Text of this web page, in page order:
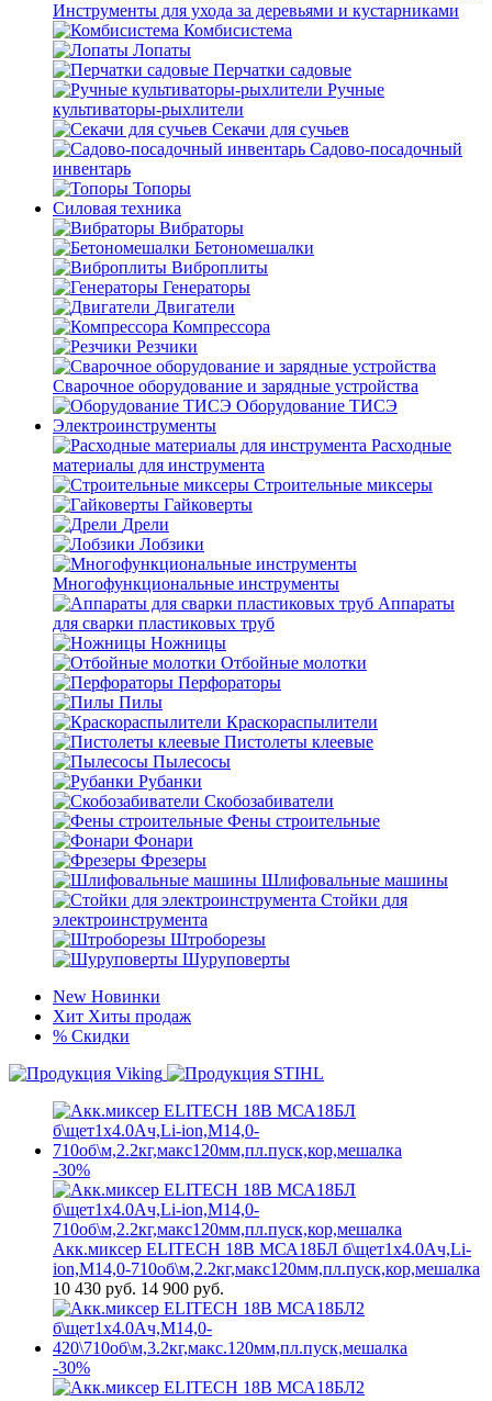
Инструменты для ухода за деревьями и кустарниками
Комбисистема
Лопаты
Перчатки садовые
Ручные
культиваторы-рыхлители
Секачи для сучьев
Садово-посадочный
инвентарь
Топоры
Силовая техника
Вибраторы
Бетономешалки
Виброплиты
Генераторы
Двигатели
Компрессора
Резчики
Сварочное оборудование и зарядные устройства
Оборудование ТИСЭ
Электроинструменты
Расходные
материалы для инструмента
Строительные миксеры
Гайковерты
Дрели
Лобзики
Многофункциональные инструменты
Аппараты
для сварки пластиковых труб
Ножницы
Отбойные молотки
Перфораторы
Пилы
Краскораспылители
Пистолеты клеевые
Пылесосы
Рубанки
Скобозабиватели
Фены строительные
Фонари
Фрезеры
Шлифовальные машины
Стойки для
электроинструмента
Штроборезы
Шуруповерты
New Новинки
Хит Хиты продаж
% Скидки
-30%
Акк.миксер ELITECH 18В МСА18БЛ б\щет1х4.0Ач,Li-
ion,М14,0-710об\м,2.2кг,макс120мм,пл.пуск,кор,мешалка
10 430 руб. 14 900 руб.
-30%